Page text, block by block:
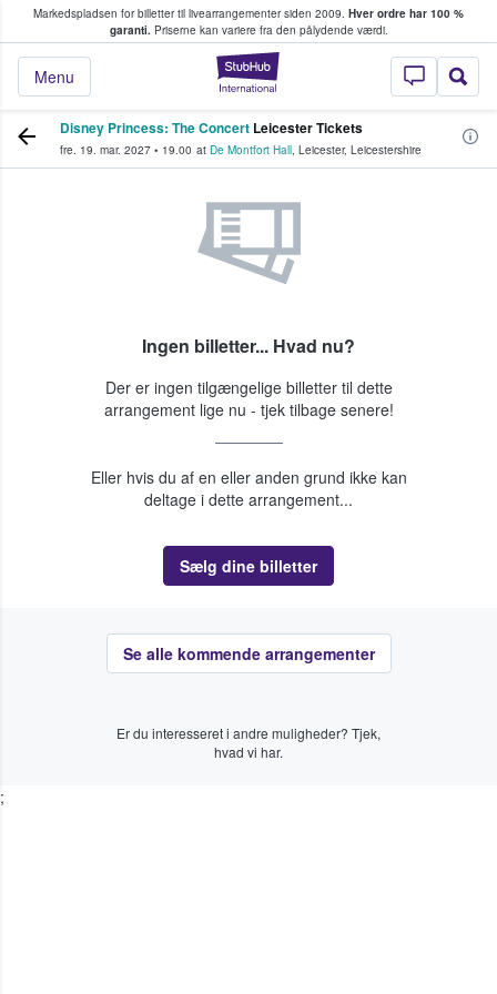
Markedspladsen for billetter til livearrangementer siden 2009. Hver ordre har 100 %
garanti.Priserne kan variere fra den pålydende værdi.
StubHub - Hvor
Menu
køber og sælger billetter
Disney Princess: The Concert Leicester Tickets
fre. 19. mar. 2027 • 19.00 at De Montfort Hall, Leicester, Leicestershire
Ingen billetter... Hvad nu?
Der er ingen tilgængelige billetter til dette
arrangement lige nu - tjek tilbage senere!
Eller hvis du af en eller anden grund ikke kan
deltage i dette arrangement...
Sælg dine billetter
Se alle kommende arrangementer
Er du interesseret i andre muligheder? Tjek,
hvad vi har.
;